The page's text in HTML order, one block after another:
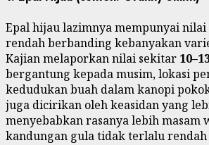
Epal hijau lazimnya mempunyai nilai
rendah berbanding kebanyakan
Kajian melaporkan nilai sekitar
bergantung kepada musim, lokasi
kedudukan buah dalam kanopi
juga dicirikan oleh keasidan yang
menyebabkan rasanya lebih masam
kandungan gula tidak terlalu rendah